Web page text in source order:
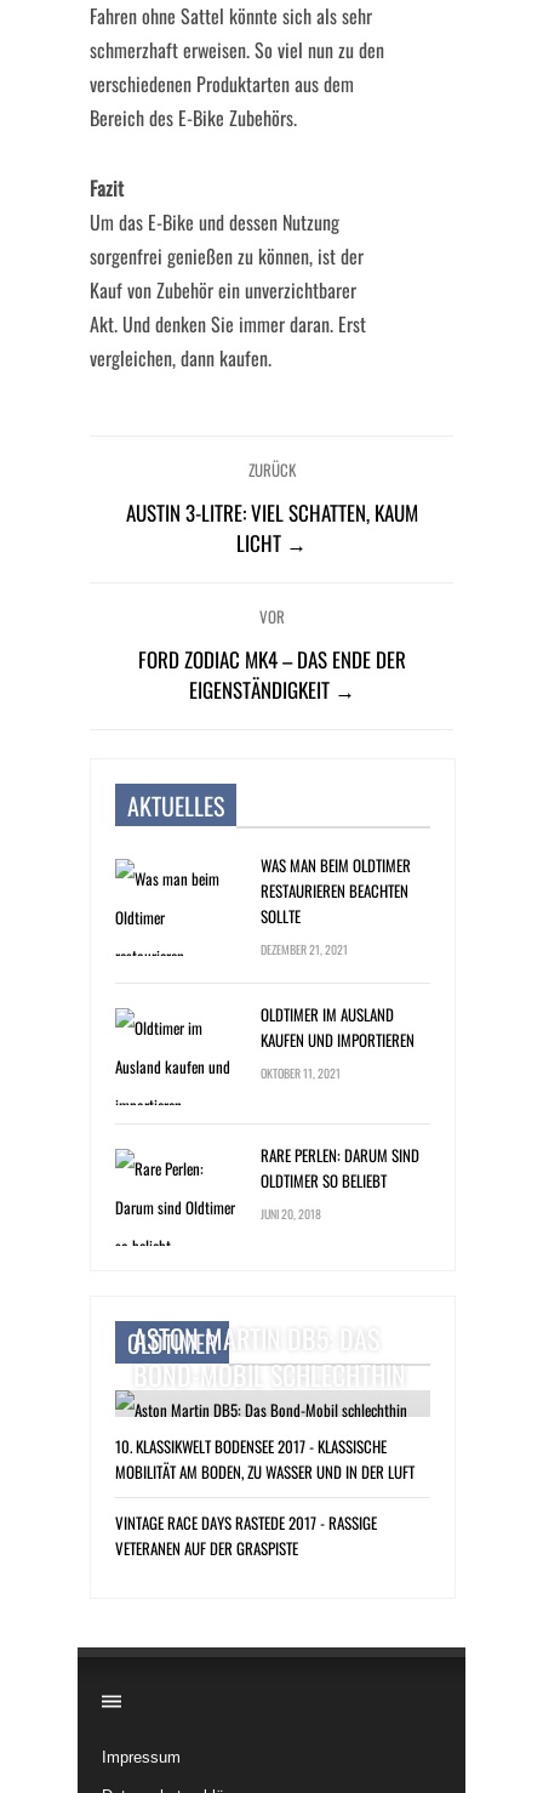
Fahren ohne Sattel könnte sich als sehr
schmerzhaft erweisen. So viel nun zu den
verschiedenen Produktarten aus dem
Bereich des E-Bike Zubehörs.
Fazit
Um das E-Bike und dessen Nutzung
sorgenfrei genießen zu können, ist der
Kauf von Zubehör ein unverzichtbarer
Akt. Und denken Sie immer daran. Erst
vergleichen, dann kaufen.
ZURÜCK
AUSTIN 3-LITRE: VIEL SCHATTEN, KAUM
LICHT →
VOR
FORD ZODIAC MK4 – DAS ENDE DER
EIGENSTÄNDIGKEIT →
AKTUELLES
WAS MAN BEIM OLDTIMER
RESTAURIEREN BEACHTEN
SOLLTE
DEZEMBER 21, 2021
OLDTIMER IM AUSLAND
KAUFEN UND IMPORTIEREN
OKTOBER 11, 2021
RARE PERLEN: DARUM SIND
OLDTIMER SO BELIEBT
JUNI 20, 2018
OLDTIMER
ASTON MARTIN DB5: DAS
BOND-MOBIL SCHLECHTHIN
10. KLASSIKWELT BODENSEE 2017 - KLASSISCHE
MOBILITÄT AM BODEN, ZU WASSER UND IN DER LUFT
VINTAGE RACE DAYS RASTEDE 2017 - RASSIGE
VETERANEN AUF DER GRASPISTE
Impressum